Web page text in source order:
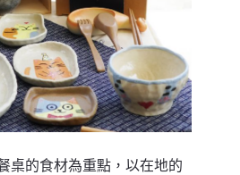
桌的食材為重點，以在地的